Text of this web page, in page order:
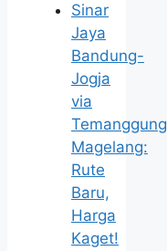
Sinar
Jaya
Bandung-
Jogja
via
Temanggung
Magelang:
Rute
Baru,
Harga
Kaget!